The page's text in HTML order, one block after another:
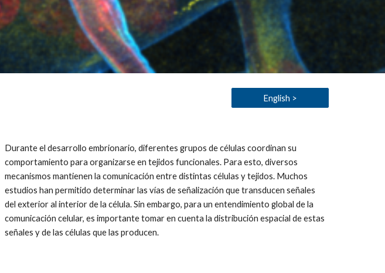
English >
Durante el desarrollo embrionario, diferentes grupos de células coordinan su
comportamiento para organizarse en tejidos funcionales. Para esto, diversos
mecanismos mantienen la comunicación entre distintas células y tejidos. Muchos
estudios han permitido determinar las vías de señalización que transducen señales
del exterior al interior de la célula. Sin embargo, para un entendimiento global de la
comunicación celular, es importante tomar en cuenta la distribución espacial de estas
señales y de las células que las producen.